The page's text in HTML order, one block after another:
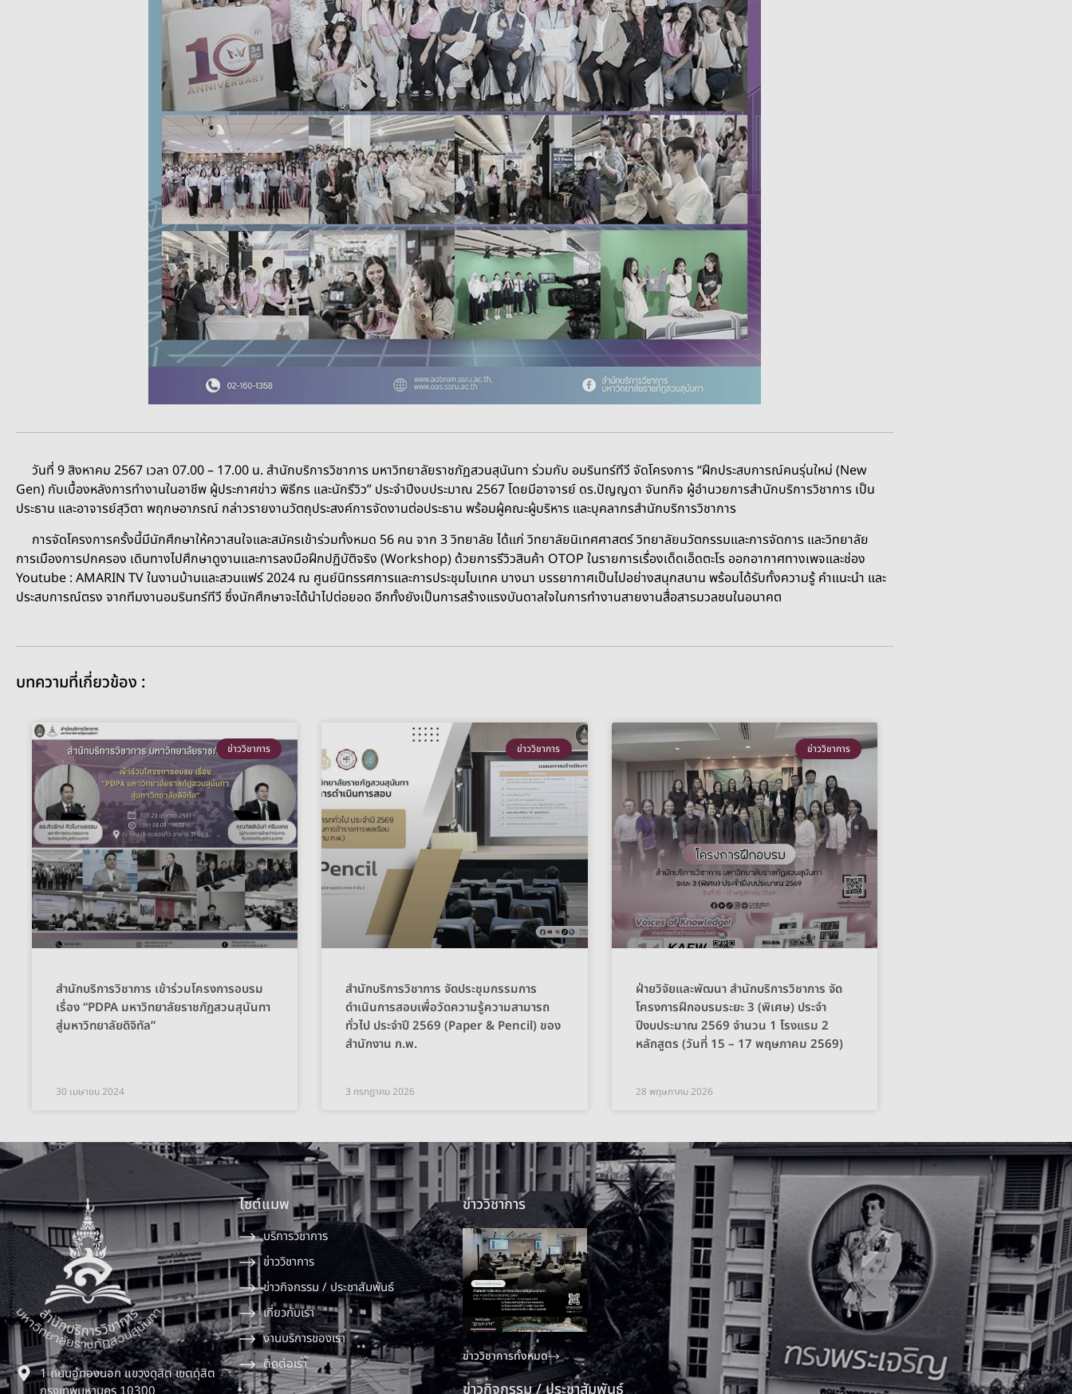
วันที่ 9 สิงหาคม 2567 เวลา 07.00 – 17.00 น. สำนักบริการวิชาการ มหาวิทยาลัยราชภัฏสวนสุนันทา ร่วมกับ อมรินทร์ทีวี จัดโครงการ “ฝึกประสบการณ์คนรุ่นใหม่ (New
Gen) กับเบื้องหลังการทำงานในอาชีพ ผู้ประกาศข่าว พิธีกร และนักรีวิว” ประจำปีงบประมาณ 2567 โดยมีอาจารย์ ดร.ปัญญดา จันทกิจ ผู้อำนวยการสำนักบริการวิชาการ เป็น
ประธาน และอาจารย์สุวิตา พฤกษอาภรณ์ กล่าวรายงานวัตถุประสงค์การจัดงานต่อประธาน พร้อมผู้คณะผู้บริหาร และบุคลากรสำนักบริการวิชาการ
การจัดโครงการครั้งนี้มีนักศึกษาให้ควาสนใจและสมัครเข้าร่วมทั้งหมด 56 คน จาก 3 วิทยาลัย ได้แก่ วิทยาลัยนิเทศศาสตร์ วิทยาลัยนวัตกรรมและการจัดการ และวิทยาลัย
การเมืองการปกครอง เดินทางไปศึกษาดูงานและการลงมือฝึกปฏิบัติจริง (Workshop) ด้วยการรีวิวสินค้า OTOP ในรายการเรื่องเด็ดเอ็ดตะโร ออกอากาศทางเพจและช่อง
Youtube : AMARIN TV ในงานบ้านและสวนแฟร์ 2024 ณ ศูนย์นิทรรศการและการประชุมไบเทค บางนา บรรยากาศเป็นไปอย่างสนุกสนาน พร้อมได้รับทั้งความรู้ คำแนะนำ และ
ประสบการณ์ตรง จากทีมงานอมรินทร์ทีวี ซึ่งนักศึกษาจะได้นำไปต่อยอด อีกทั้งยังเป็นการสร้างแรงบันดาลใจในการทำงานสายงานสื่อสารมวลชนในอนาคต
บทความที่เกี่ยวข้อง :
ข่าววิชาการ
สำนักบริการวิชาการ เข้าร่วมโครงการอบรม
เรื่อง “PDPA มหาวิทยาลัยราชภัฏสวนสุนันทา
สู่มหาวิทยาลัยดิจิทัล”
30 เมษายน 2024
ข่าววิชาการ
สำนักบริการวิชาการ จัดประชุมกรรมการ
ดำเนินการสอบเพื่อวัดความรู้ความสามารถ
ทั่วไป ประจำปี 2569 (Paper & Pencil) ของ
สำนักงาน ก.พ.
3 กรกฎาคม 2026
ข่าววิชาการ
ฝ่ายวิจัยและพัฒนา สำนักบริการวิชาการ จัด
โครงการฝึกอบรมระยะ 3 (พิเศษ) ประจำ
ปีงบประมาณ 2569 จำนวน 1 โรงแรม 2
หลักสูตร (วันที่ 15 – 17 พฤษภาคม 2569)
28 พฤษภาคม 2026
1 ถนนอู่ทองนอก แขวงดุสิต เขตดุสิต
ไซต์แมพ
บริการวิชาการ
ข่าววิชาการ
ข่าวกิจกรรม / ประชาสัมพันธ์
เกี่ยวกับเรา
งานบริการของเรา
ติดต่อเรา
ข่าววิชาการ
ข่าววิชาการทั้งหมด
ข่าวกิจกรรม / ประชาสัมพันธ์